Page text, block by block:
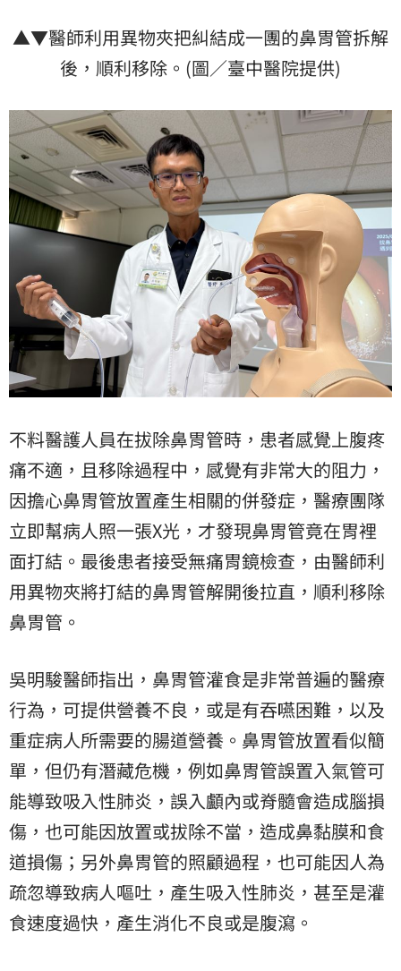
▲▼醫師利用異物夾把糾結成一團的鼻胃管拆解
後，順利移除。(圖／臺中醫院提供)
不料醫護人員在拔除鼻胃管時，患者感覺上腹疼
痛不適，且移除過程中，感覺有非常大的阻力，
因擔心鼻胃管放置產生相關的併發症，醫療團隊
立即幫病人照一張X光，才發現鼻胃管竟在胃裡
面打結。最後患者接受無痛胃鏡檢查，由醫師利
用異物夾將打結的鼻胃管解開後拉直，順利移除
鼻胃管。
吳明駿醫師指出，鼻胃管灌食是非常普遍的醫療
行為，可提供營養不良，或是有吞嚥困難，以及
重症病人所需要的腸道營養。鼻胃管放置看似簡
單，但仍有潛藏危機，例如鼻胃管誤置入氣管可
能導致吸入性肺炎，誤入顱內或脊髓會造成腦損
傷，也可能因放置或拔除不當，造成鼻黏膜和食
道損傷；另外鼻胃管的照顧過程，也可能因人為
疏忽導致病人嘔吐，產生吸入性肺炎，甚至是灌
食速度過快，產生消化不良或是腹瀉。